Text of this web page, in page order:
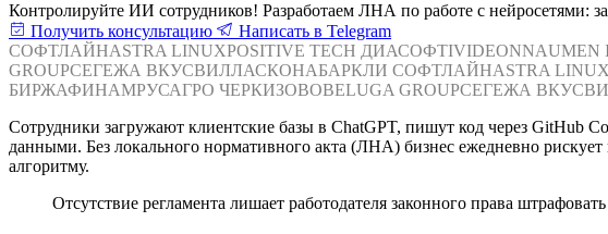
Контролируйте ИИ сотрудников! Разработаем ЛНА по работе с нейросетями:
Получить консультацию
Написать в Telegram
СОФТЛАЙНASTRA LINUXPOSITIVE TECH ДИАСОФТIVIDEONNAUMEN
GROUPСЕГЕЖА ВКУСВИЛЛАСКОНАБАРКЛИ СОФТЛАЙНASTRA LINUX
БИРЖАФИНАМРУСАГРО ЧЕРКИЗОВОBELUGA GROUPСЕГЕЖА
Сотрудники загружают клиентские базы в ChatGPT, пишут код через GitHub
данными. Без локального нормативного акта (ЛНА) бизнес ежедневно
алгоритму.
Отсутствие регламента лишает работодателя законного права